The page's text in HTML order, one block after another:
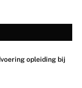
opleiding bij